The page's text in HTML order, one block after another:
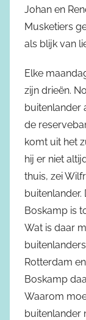
Johan en
Musketiers
als blijk van
Elke
zijn drieën.
buitenlander
de
komt uit het
hij er niet
thuis, zei
buitenlander.
Boskamp is
Wat is daar
Rotterdam
Boskamp
Waarom
buitenlander